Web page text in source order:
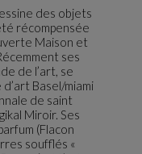
des objets
récompensée
Maison et
ses
de l’art, se
Basel/miami
de saint
Miroir. Ses
(Flacon
soufflés «